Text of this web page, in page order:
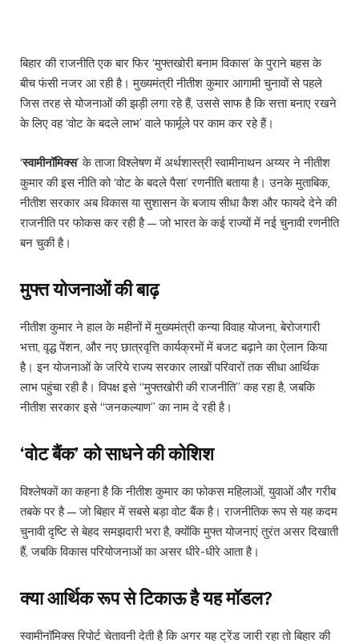
बिहार की राजनीति एक बार फिर ‘मुफ्तखोरी बनाम विकास’ के पुराने बहस के
बीच फंसी नजर आ रही है। मुख्यमंत्री नीतीश कुमार आगामी चुनावों से पहले
जिस तरह से योजनाओं की झड़ी लगा रहे हैं, उससे साफ है कि सत्ता बनाए रखने
के लिए वह ‘वोट के बदले लाभ’ वाले फार्मूले पर काम कर रहे हैं।
‘स्वामीनॉमिक्स’ के ताजा विश्लेषण में अर्थशास्त्री स्वामीनाथन अय्यर ने नीतीश
कुमार की इस नीति को ‘वोट के बदले पैसा’ रणनीति बताया है। उनके मुताबिक,
नीतीश सरकार अब विकास या सुशासन के बजाय सीधा कैश और फायदे देने की
राजनीति पर फोकस कर रही है — जो भारत के कई राज्यों में नई चुनावी रणनीति
बन चुकी है।
मुफ्त योजनाओं की बाढ़
नीतीश कुमार ने हाल के महीनों में मुख्यमंत्री कन्या विवाह योजना, बेरोजगारी
भत्ता, वृद्ध पेंशन, और नए छात्रवृत्ति कार्यक्रमों में बजट बढ़ाने का ऐलान किया
है। इन योजनाओं के जरिये राज्य सरकार लाखों परिवारों तक सीधा आर्थिक
लाभ पहुंचा रही है। विपक्ष इसे “मुफ्तखोरी की राजनीति” कह रहा है, जबकि
नीतीश सरकार इसे “जनकल्याण” का नाम दे रही है।
‘वोट बैंक’ को साधने की कोशिश
विश्लेषकों का कहना है कि नीतीश कुमार का फोकस महिलाओं, युवाओं और गरीब
तबके पर है — जो बिहार में सबसे बड़ा वोट बैंक है। राजनीतिक रूप से यह कदम
चुनावी दृष्टि से बेहद समझदारी भरा है, क्योंकि मुफ्त योजनाएं तुरंत असर दिखाती
हैं, जबकि विकास परियोजनाओं का असर धीरे-धीरे आता है।
क्या आर्थिक रूप से टिकाऊ है यह मॉडल?
स्वामीनॉमिक्स रिपोर्ट चेतावनी देती है कि अगर यह ट्रेंड जारी रहा तो बिहार की